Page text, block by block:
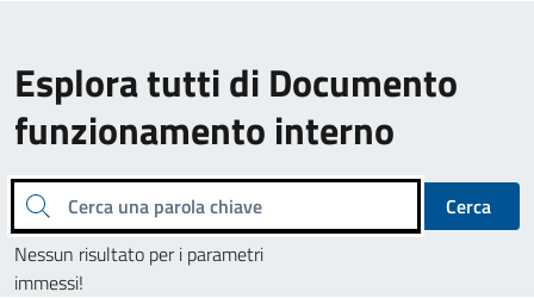
Esplora tutti di Documento
funzionamento interno
Cerca una parola chiave
Cerca
Nessun risultato per i parametri
immessi!